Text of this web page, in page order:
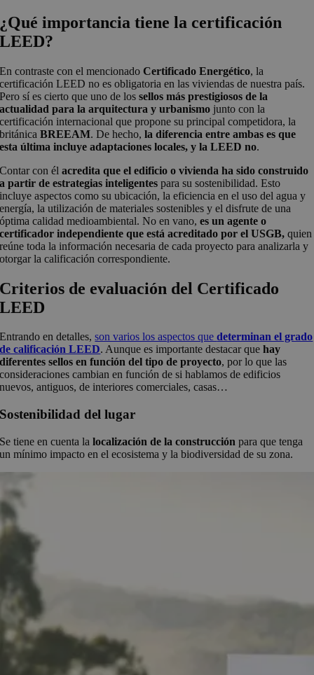
¿Qué importancia tiene la certificación
LEED?
En contraste con el mencionadoCertificado Energético, la
certificación LEED no es obligatoria en las viviendas de nuestra país.
Pero sí es cierto que uno de lossellos más prestigiosos de la
actualidad para la arquitectura y urbanismo junto con la
certificación internacional que propone su principal competidora, la
británicaBREEAM. De hecho,la diferencia entre ambas es que
esta última incluye adaptaciones locales, y la LEED no.
Contar con élacredita que el edificio o vivienda ha sido construido
a partir de estrategias inteligentes para su sostenibilidad. Esto
incluye aspectos como su ubicación, la eficiencia en el uso del agua y
energía, la utilización de materiales sostenibles y el disfrute de una
óptima calidad medioambiental. No en vano,es un agente o
certificador independiente que está acreditado por el USGB, quien
reúne toda la información necesaria de cada proyecto para analizarla y
otorgar la calificación correspondiente.
Criterios de evaluación del Certificado
LEED
Entrando en detalles,son varios los aspectos quedeterminan el grado
de calificación LEED. Aunque es importante destacar quehay
diferentes sellos en función del tipo de proyecto, por lo que las
consideraciones cambian en función de si hablamos de edificios
nuevos, antiguos, de interiores comerciales, casas…
Sostenibilidad del lugar
Se tiene en cuenta lalocalización de la construcción para que tenga
un mínimo impacto en el ecosistema y la biodiversidad de su zona.